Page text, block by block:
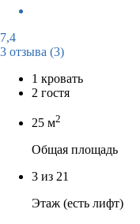
7,4
3 отзыва (3)
1 кровать
2 гостя
25 м2
Общая площадь
3 из 21
Этаж (есть лифт)